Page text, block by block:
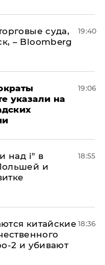
суда,
– Bloomberg
19:40
указали на
19:06
над і" в
и
18:55
китайские
2 и убивают
18:36